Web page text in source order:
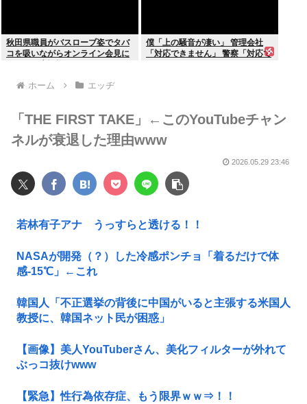
秋田県職員がバスローブ姿でタバ
コを吸いながらオンライン会見に
僕「上の騒音が凄い」 管理会社
「対応できません」 警察「対応で
ホーム エッヂ
「THE FIRST TAKE」←このYouTubeチャン
ネルが衰退した理由www
2026.05.29 23:46
若林有子アナ うっすらと透ける！！
NASAが開発（？）した冷感ポンチョ「着るだけで体
感-15℃」←これ
韓国人「不正選挙の背後に中国がいると主張する米国人
教授に、韓国ネット民が困惑」
【画像】美人YouTuberさん、美化フィルターが外れて
ぶっコ抜けwww
【緊急】性行為依存症、もう限界ｗｗ⇒！！